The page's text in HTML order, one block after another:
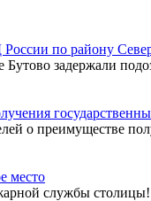
по району
задержали
преимуществе
место
службы столицы!